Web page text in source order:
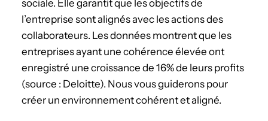
sociale. Elle garantit que les objectifs de
l’entreprise sont alignés avec les actions des
collaborateurs. Les données montrent que les
entreprises ayant une cohérence élevée ont
enregistré une croissance de 16% de leurs profits
(source : Deloitte). Nous vous guiderons pour
créer un environnement cohérent et aligné.